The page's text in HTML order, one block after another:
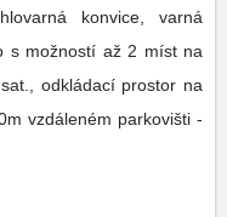
konvice, varná
s možností až 2 míst na
odkládací prostor na
vzdáleném parkovišti -